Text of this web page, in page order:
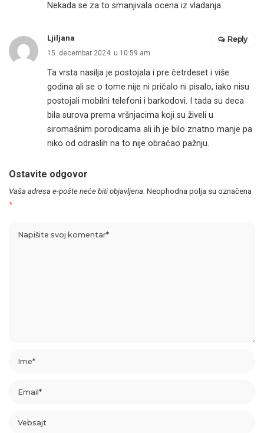
Nekada se za to smanjivala ocena iz vladanja.
Ljiljana
15. decembar 2024. u 10:59 am
Ta vrsta nasilja je postojala i pre četrdeset i više
godina ali se o tome nije ni pričalo ni pisalo, iako nisu
postojali mobilni telefoni i barkodovi. I tada su deca
bila surova prema vršnjacima koji su živeli u
siromašnim porodicama ali ih je bilo znatno manje pa
niko od odraslih na to nije obraćao pažnju.
Reply
Ostavite odgovor
Vaša adresa e-pošte neće biti objavljena. Neophodna polja su označena
*